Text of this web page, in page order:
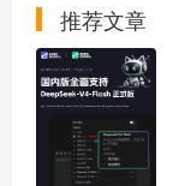
推荐文章